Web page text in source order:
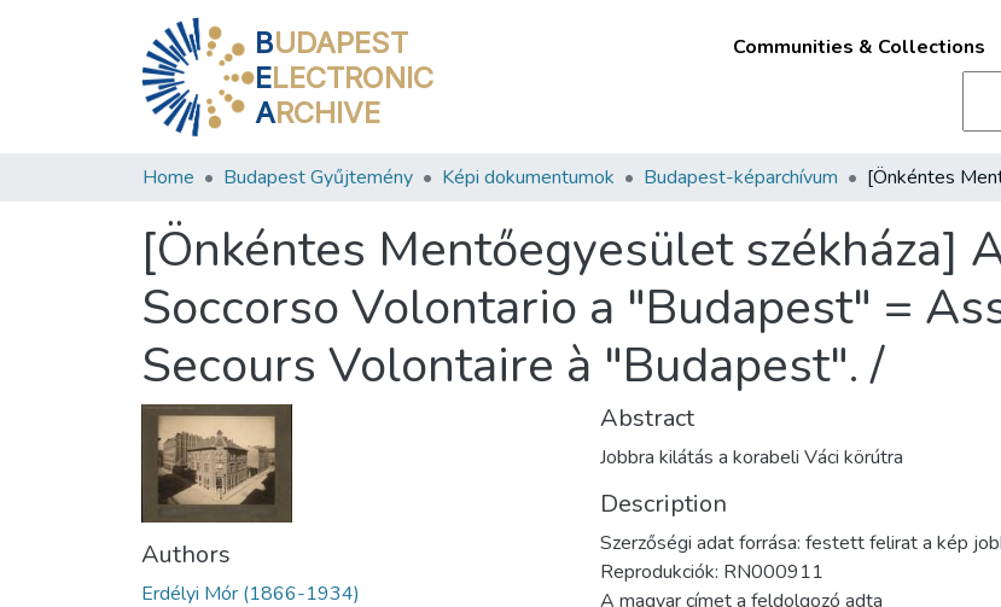
BUDAPEST
ELECTRONIC
ARCHIVE
Communities & Collections
Home Budapest Gyűjtemény Képi dokumentumok Budapest-képarchívum
[Önkéntes Mentőegyesület székháza]
Soccorso Volontario a "Budapest" =
Secours Volontaire à "Budapest". /
Authors
Erdélyi Mór (1866-1934)
Abstract
Jobbra kilátás a korabeli Váci körútra
Description
Szerzőségi adat forrása: festett felirat a kép
Reprodukciók: RN000911
A magyar címet a feldolgozó adta